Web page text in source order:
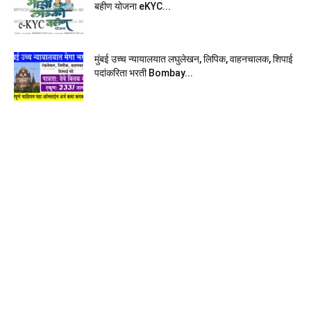
बहीण योजना eKYC...
मुंबई उच्च न्यायालयात लघुलेखन, लिपिक, वाहनचालक, शिपाई
पदांकरिता भरती Bombay...